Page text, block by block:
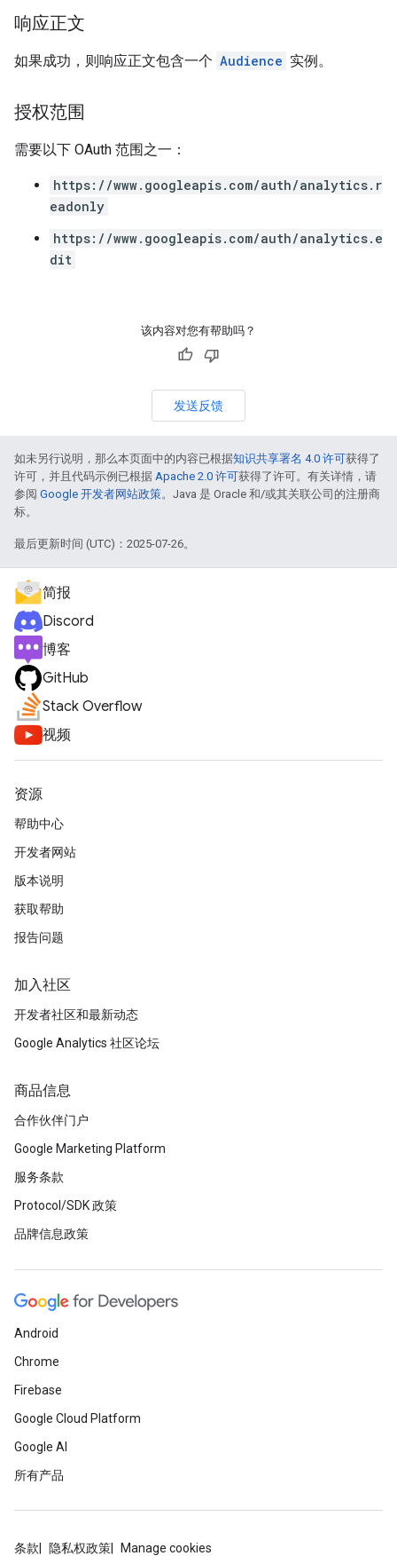
响应正文
如果成功，则响应正文包含一个 Audience 实例。
授权范围
需要以下 OAuth 范围之一：
https://www.googleapis.com/auth/analytics.r
eadonly
https://www.googleapis.com/auth/analytics.e
dit
该内容对您有帮助吗？
发送反馈
如未另行说明，那么本页面中的内容已根据知识共享署名 4.0 许可获得了
许可，并且代码示例已根据 Apache 2.0 许可获得了许可。有关详情，请
参阅 Google 开发者网站政策。Java 是 Oracle 和/或其关联公司的注册商
标。
最后更新时间 (UTC)：2025-07-26。
简报
Discord
博客
GitHub
Stack Overflow
视频
资源
帮助中心
开发者网站
版本说明
获取帮助
报告问题
加入社区
开发者社区和最新动态
Google Analytics 社区论坛
商品信息
合作伙伴门户
Google Marketing Platform
服务条款
Protocol/SDK 政策
品牌信息政策
Android
Chrome
Firebase
Google Cloud Platform
Google AI
所有产品
条款 隐私权政策 Manage cookies